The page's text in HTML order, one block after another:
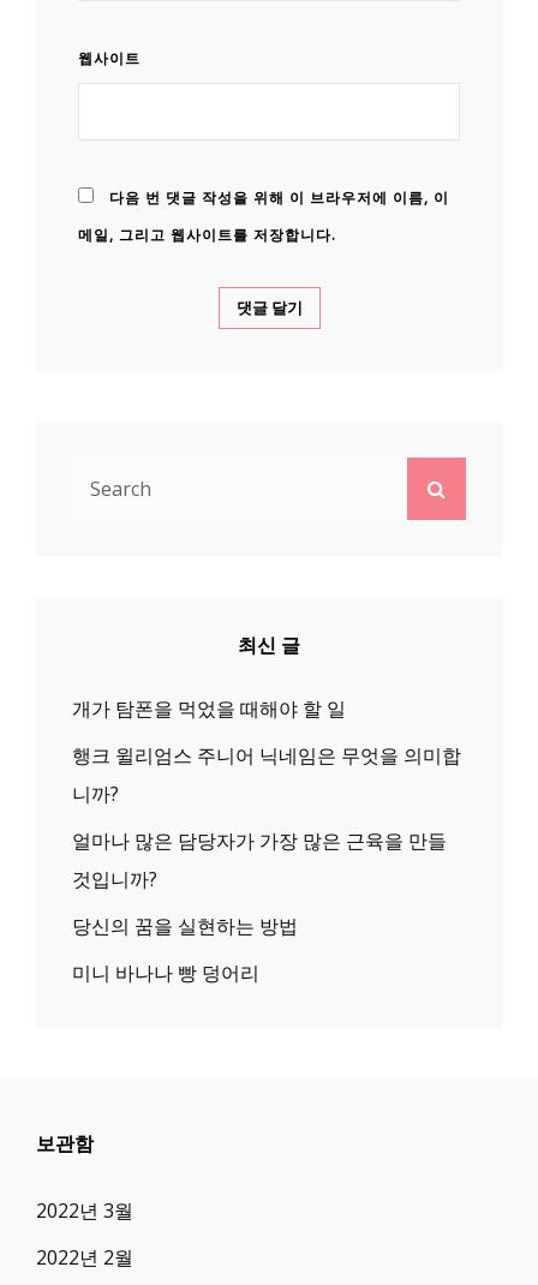
웹사이트
다음 번 댓글 작성을 위해 이 브라우저에 이름, 이
메일, 그리고 웹사이트를 저장합니다.
최신 글
개가 탐폰을 먹었을 때해야 할 일
행크 윌리엄스 주니어 닉네임은 무엇을 의미합
니까?
얼마나 많은 담당자가 가장 많은 근육을 만들
것입니까?
당신의 꿈을 실현하는 방법
미니 바나나 빵 덩어리
보관함
2022년 3월
2022년 2월